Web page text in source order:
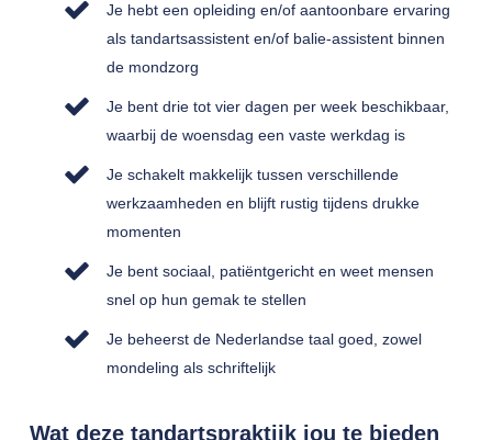
Je hebt een opleiding en/of aantoonbare ervaring
als tandartsassistent en/of balie-assistent binnen
de mondzorg
Je bent drie tot vier dagen per week beschikbaar,
waarbij de woensdag een vaste werkdag is
Je schakelt makkelijk tussen verschillende
werkzaamheden en blijft rustig tijdens drukke
momenten
Je bent sociaal, patiëntgericht en weet mensen
snel op hun gemak te stellen
Je beheerst de Nederlandse taal goed, zowel
mondeling als schriftelijk
Wat deze tandartspraktijk jou te bieden